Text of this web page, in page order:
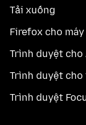
Tải xuống
Firefox cho
Trình duyệt cho
Trình duyệt cho
Trình duyệt